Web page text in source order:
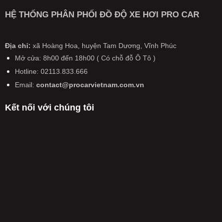
HỆ THỐNG PHÂN PHỐI ĐỒ ĐỘ XE HƠI PRO CAR
Địa chỉ: xã Hoàng Hoa, huyện Tam Dương, Vĩnh Phúc
Mở cửa: 8h00 đến 18h00 ( Có chỗ đỗ Ô Tô )
Hotline: 02113.833.666
Email:contact@procarvietnam.com.vn
Kết nối với chúng tôi